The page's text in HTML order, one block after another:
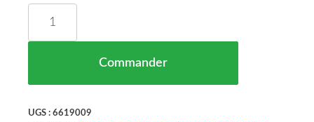
Commander
UGS : 6619009